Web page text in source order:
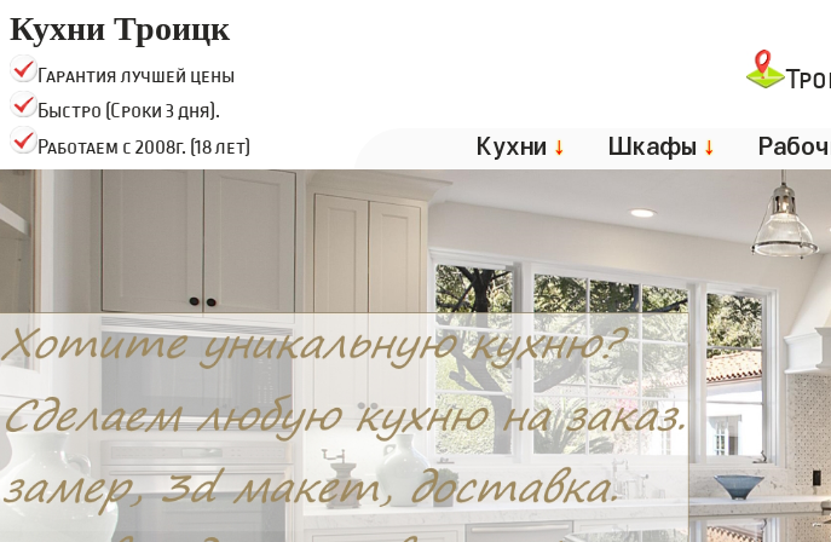
Кухни Троицк
Гарантия лучшей цены
Быстро (Сроки 3 дня).
Работаем с 2008г. (18 лет)
Кухни ↓ Шкафы ↓